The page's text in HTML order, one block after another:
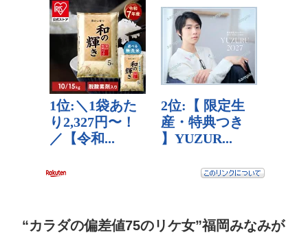
“カラダの偏差値75のリケ女”福岡みなみが